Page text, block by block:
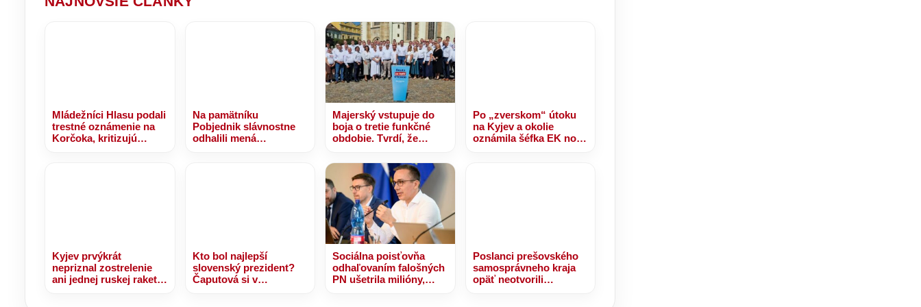
Mládežníci Hlasu podali
trestné oznámenie na
Korčoka, kritizujú
Na pamätníku
Pobjednik slávnostne
odhalili mená
Majerský vstupuje do
boja o tretie funkčné
obdobie. Tvrdí, že
potrebuje dokončenie
R4 – VIDEO, FOTO
Po „zverskom“ útoku
na Kyjev a okolie
oznámila šéfka EK novú
Kyjev prvýkrát
nepriznal zostrelenie
ani jednej ruskej rakety.
Kto bol najlepší
slovenský prezident?
Čaputová si v
Sociálna poisťovňa
odhaľovaním falošných
PN ušetrila milióny,
Poslanci prešovského
samosprávneho kraja
opäť neotvorili